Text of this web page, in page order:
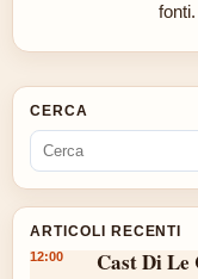
fonti.
CERCA
ARTICOLI RECENTI
12:00 Cast Di Le